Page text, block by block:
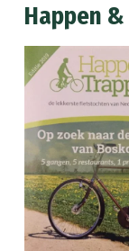
Happen